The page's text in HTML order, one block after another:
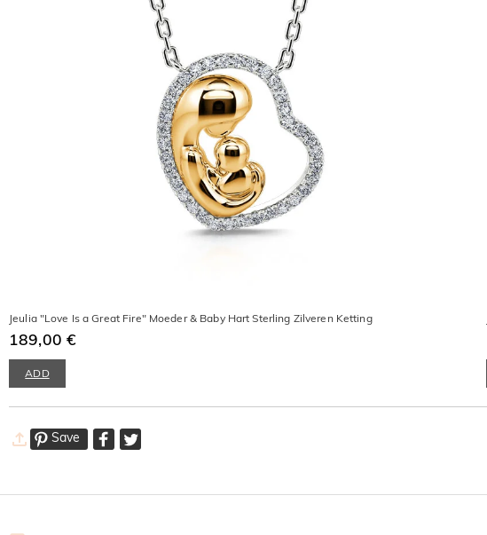
Jeulia "Love Is a Great Fire" Moeder & Baby Hart Sterling Zilveren Ketting
189,00 €
ADD
Save